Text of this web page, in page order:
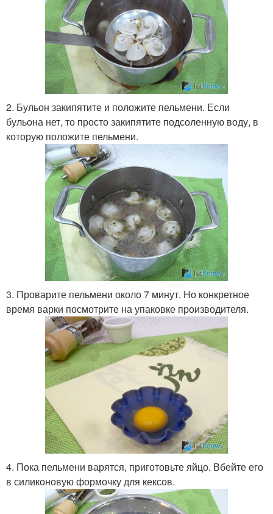
2. Бульон закипятите и положите пельмени. Если
бульона нет, то просто закипятите подсоленную воду, в
которую положите пельмени.
3. Проварите пельмени около 7 минут. Но конкретное
время варки посмотрите на упаковке производителя.
4. Пока пельмени варятся, приготовьте яйцо. Вбейте его
в силиконовую формочку для кексов.